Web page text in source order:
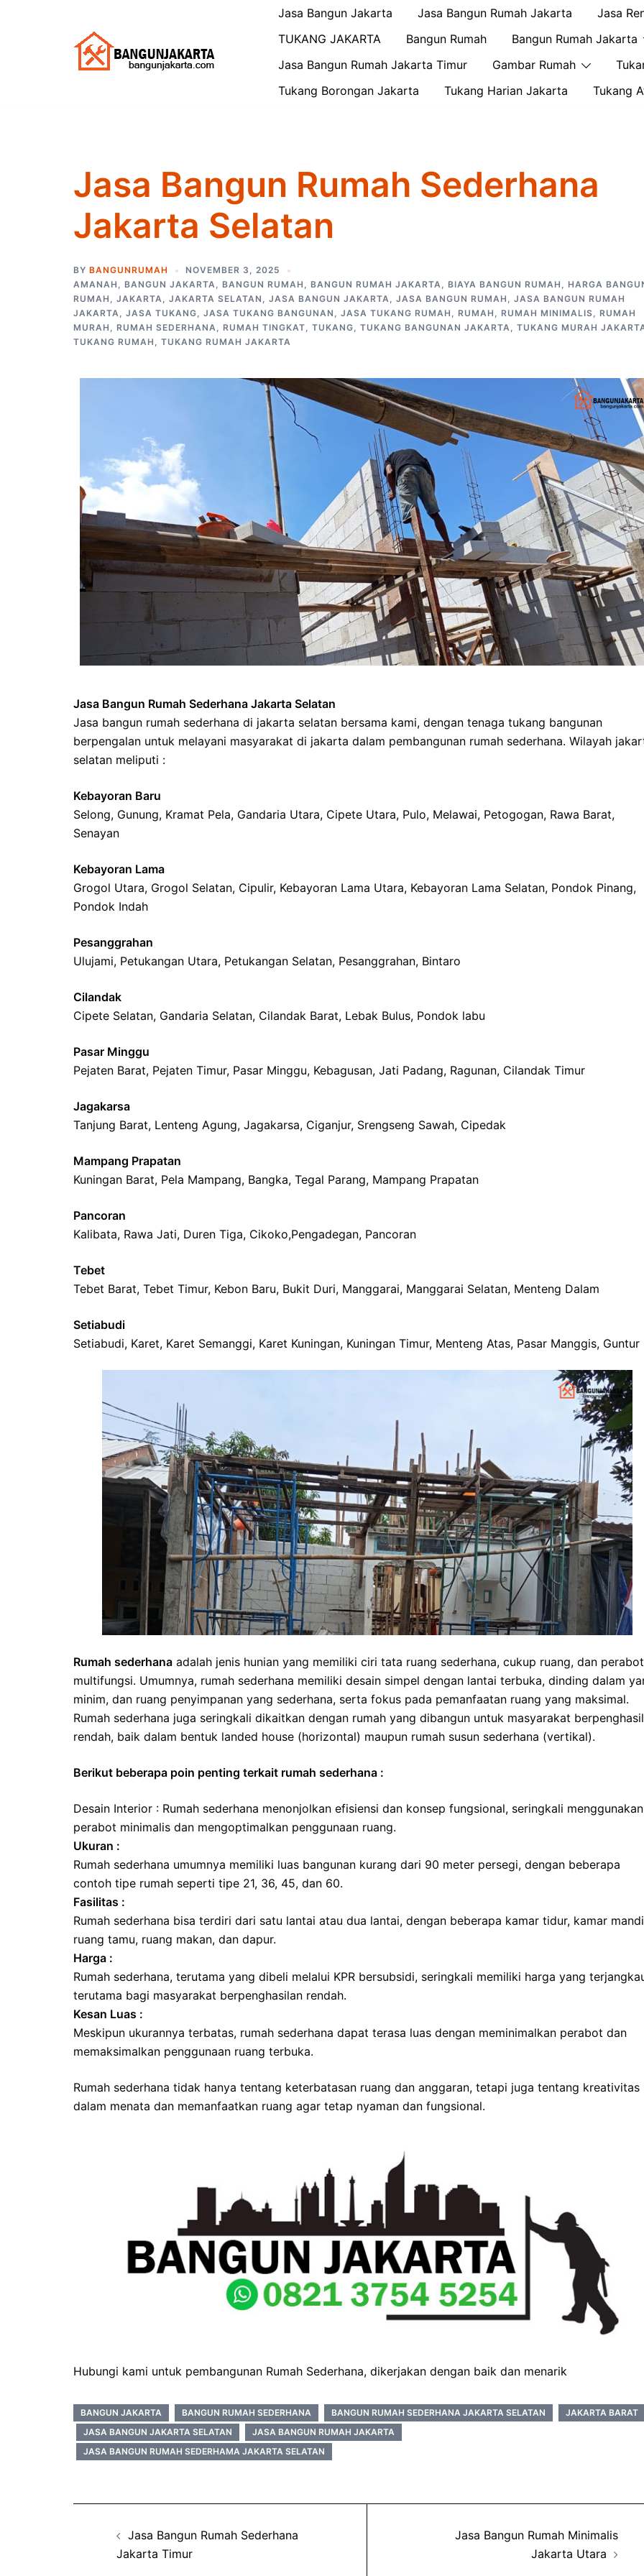
Jasa Bangun Jakarta Jasa Bangun Rumah Jakarta
Jasa
TUKANG JAKARTA
Bangun Rumah
Bangun Rumah Jakarta
Jasa Bangun Rumah Jakarta Timur
Gambar Rumah
Tukang Borongan Jakarta
Tukang Harian Jakarta Tukang
Jasa Bangun Rumah Sederhana
Jakarta Selatan
BY BANGUNRUMAH
NOVEMBER 3, 2025
AMANAH , BANGUN JAKARTA, BANGUN RUMAH , BANGUN RUMAH JAKARTA, BIAYA BANGUN RUMAH , HARGA
RUMAH , JAKARTA, JAKARTA SELATAN , JASA BANGUN JAKARTA, JASA BANGUN RUMAH , JASA BANGUN RUMAH
JAKARTA, JASA TUKANG, JASA TUKANG BANGUNAN , JASA TUKANG RUMAH , RUMAH , RUMAH MINIMALIS, RUMAH
MURAH , RUMAH SEDERHANA, RUMAH TINGKAT, TUKANG, TUKANG BANGUNAN JAKARTA, TUKANG MURAH
TUKANG RUMAH , TUKANG RUMAH JAKARTA
Jasa Bangun Rumah Sederhana Jakarta Selatan
Jasa bangun rumah sederhana di jakarta selatan bersama kami, dengan tenaga tukang bangunan
berpengalan untuk melayani masyarakat di jakarta dalam pembangunan rumah sederhana. Wilayah
selatan meliputi :
Kebayoran Baru
Selong, Gunung, Kramat Pela, Gandaria Utara, Cipete Utara, Pulo, Melawai, Petogogan, Rawa Barat,
Senayan
Kebayoran Lama
Grogol Utara, Grogol Selatan, Cipulir, Kebayoran Lama Utara, Kebayoran Lama Selatan, Pondok Pinang,
Pondok Indah
Pesanggrahan
Ulujami, Petukangan Utara, Petukangan Selatan, Pesanggrahan, Bintaro
Cilandak
Cipete Selatan, Gandaria Selatan, Cilandak Barat, Lebak Bulus, Pondok labu
Pasar Minggu
Pejaten Barat, Pejaten Timur, Pasar Minggu, Kebagusan, Jati Padang, Ragunan, Cilandak Timur
Jagakarsa
Tanjung Barat, Lenteng Agung, Jagakarsa, Ciganjur, Srengseng Sawah, Cipedak
Mampang Prapatan
Kuningan Barat, Pela Mampang, Bangka, Tegal Parang, Mampang Prapatan
Pancoran
Kalibata, Rawa Jati, Duren Tiga, Cikoko,Pengadegan, Pancoran
Tebet
Tebet Barat, Tebet Timur, Kebon Baru, Bukit Duri, Manggarai, Manggarai Selatan, Menteng Dalam
Setiabudi
Setiabudi, Karet, Karet Semanggi, Karet Kuningan, Kuningan Timur, Menteng Atas, Pasar Manggis, Guntur
Rumah sederhana adalah jenis hunian yang memiliki ciri tata ruang sederhana, cukup ruang, dan perabot
multifungsi. Umumnya, rumah sederhana memiliki desain simpel dengan lantai terbuka, dinding dalam
minim, dan ruang penyimpanan yang sederhana, serta fokus pada pemanfaatan ruang yang maksimal.
Rumah sederhana juga seringkali dikaitkan dengan rumah yang dibangun untuk masyarakat
rendah, baik dalam bentuk landed house (horizontal) maupun rumah susun sederhana (vertikal).
Berikut beberapa poin penting terkait rumah sederhana :
Desain Interior : Rumah sederhana menonjolkan efisiensi dan konsep fungsional, seringkali menggunakan
perabot minimalis dan mengoptimalkan penggunaan ruang.
Ukuran :
Rumah sederhana umumnya memiliki luas bangunan kurang dari 90 meter persegi, dengan beberapa
contoh tipe rumah seperti tipe 21, 36, 45, dan 60.
Fasilitas :
Rumah sederhana bisa terdiri dari satu lantai atau dua lantai, dengan beberapa kamar tidur, kamar
ruang tamu, ruang makan, dan dapur.
Harga :
Rumah sederhana, terutama yang dibeli melalui KPR bersubsidi, seringkali memiliki harga yang
terutama bagi masyarakat berpenghasilan rendah.
Kesan Luas :
Meskipun ukurannya terbatas, rumah sederhana dapat terasa luas dengan meminimalkan perabot dan
memaksimalkan penggunaan ruang terbuka.
Rumah sederhana tidak hanya tentang keterbatasan ruang dan anggaran, tetapi juga tentang kreativitas
dalam menata dan memanfaatkan ruang agar tetap nyaman dan fungsional.
Hubungi kami untuk pembangunan Rumah Sederhana, dikerjakan dengan baik dan menarik
BANGUN JAKARTA BANGUN RUMAH SEDERHANA BANGUN RUMAH SEDERHANA JAKARTA SELATAN
JAKARTA BARAT
JASA BANGUN JAKARTA SELATAN
JASA BANGUN RUMAH JAKARTA
JASA BANGUN RUMAH SEDERHAMA JAKARTA SELATAN
navigation
Jasa Bangun Rumah Sederhana
Jakarta Timur
Jasa Bangun Rumah Minimalis
Jakarta Utara